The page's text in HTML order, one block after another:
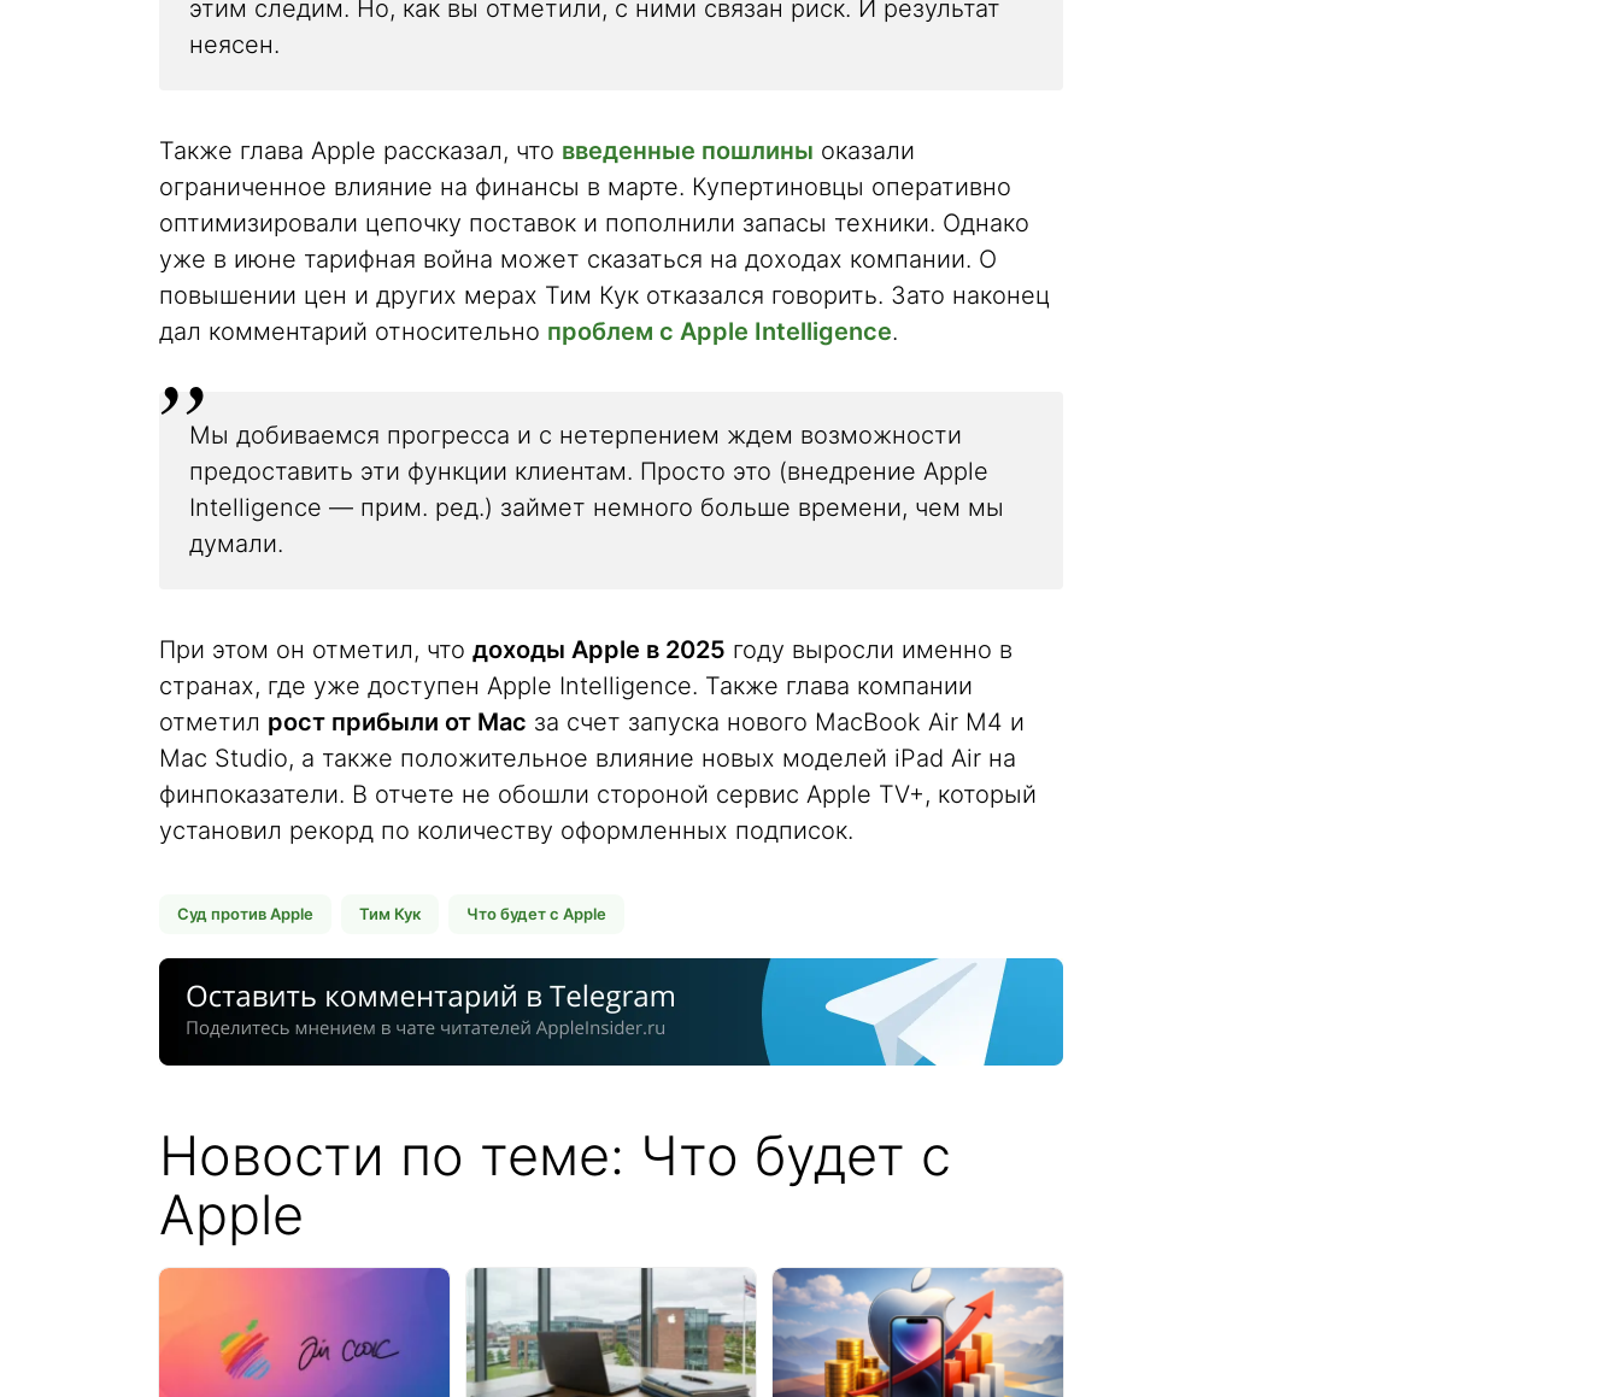
этим следим. Но, как вы отметили, с ними связан риск. И результат
неясен.
Также глава Apple рассказал, что введенные пошлины оказали
ограниченное влияние на финансы в марте. Купертиновцы оперативно
оптимизировали цепочку поставок и пополнили запасы техники. Однако
уже в июне тарифная война может сказаться на доходах компании. О
повышении цен и других мерах Тим Кук отказался говорить. Зато наконец
дал комментарий относительно проблем с Apple Intelligence.
Мы добиваемся прогресса и с нетерпением ждем возможности
предоставить эти функции клиентам. Просто это (внедрение Apple
Intelligence — прим. ред.) займет немного больше времени, чем мы
думали.
При этом он отметил, что доходы Apple в 2025 году выросли именно в
странах, где уже доступен Apple Intelligence. Также глава компании
отметил рост прибыли от Mac за счет запуска нового MacBook Air M4 и
Mac Studio, а также положительное влияние новых моделей iPad Air на
финпоказатели. В отчете не обошли стороной сервис Apple TV+, который
установил рекорд по количеству оформленных подписок.
Суд против Apple Тим Кук Что будет с Apple
Новости по теме: Что будет с
Apple